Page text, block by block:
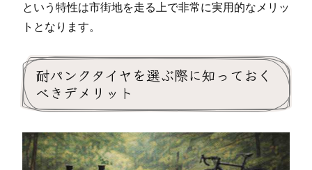
という特性は市街地を走る上で非常に実用的なメリッ
トとなります。
耐パンクタイヤを選ぶ際に知っておく
べきデメリット